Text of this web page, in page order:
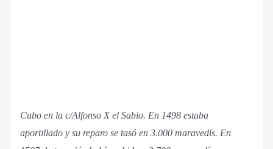
Cubo en la c/Alfonso X el Sabio. En 1498 estaba
aportillado y su reparo se tasó en 3.000 maravedís. En